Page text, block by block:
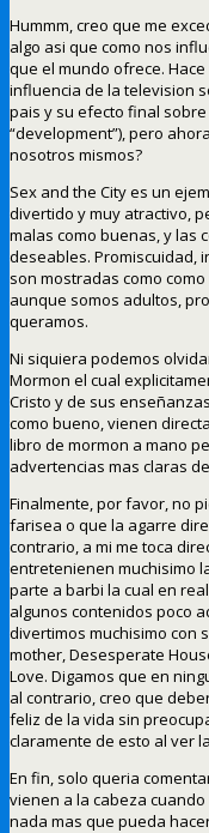
Hummm, creo que me
algo asi que como nos
que el mundo ofrece.
influencia de la television
pais y su efecto final
“development”), pero
nosotros mismos?
Sex and the City es un
divertido y muy atractivo,
malas como buenas, y las
deseables. Promiscuidad,
son mostradas como
aunque somos adultos,
queramos.
Ni siquiera podemos
Mormon el cual
Cristo y de sus
como bueno, vienen
libro de mormon a mano
advertencias mas claras
Finalmente, por favor, no
farisea o que la agarre
contrario, a mi me toca
entretenienen muchisimo
parte a barbi la cual en
algunos contenidos poco
divertimos muchisimo con
mother, Desesperate
Love. Digamos que en
al contrario, creo que
feliz de la vida sin
claramente de esto al ver
En fin, solo queria
vienen a la cabeza
nada mas que pueda